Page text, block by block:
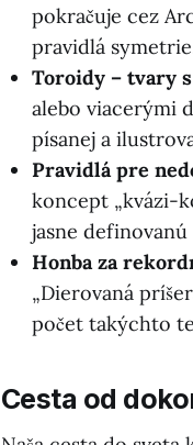
pokračuje cez
pravidlá
Toroidy – tvary
alebo viacerými
písanej a
Pravidlá pre
koncept „kvázi-
jasne
Honba za
„Dierovaná
počet takýchto
Cesta od